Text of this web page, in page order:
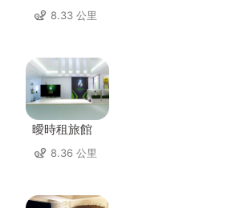
8.33 公里
曖時租旅館
8.36 公里